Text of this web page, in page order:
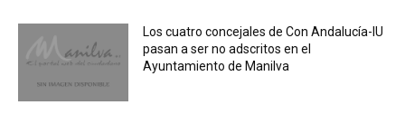
Los cuatro concejales de Con Andalucía-IU
pasan a ser no adscritos en el
Ayuntamiento de Manilva